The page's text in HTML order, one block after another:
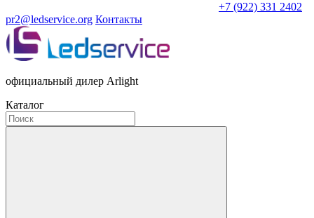
+7 (922) 331 2402
pr2@ledservice.org Контакты
официальный дилер Arlight
Каталог